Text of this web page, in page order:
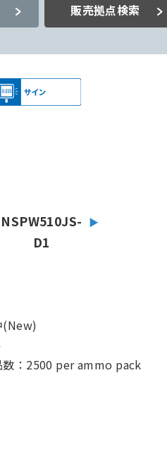
販売拠点検索
NSPW510JS-
D1
(New)
数：2500 per ammo pack